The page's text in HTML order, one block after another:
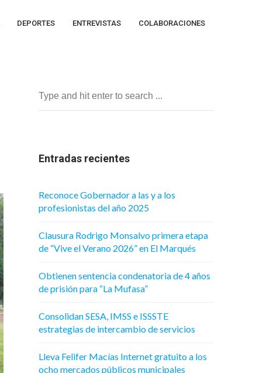
DEPORTES ENTREVISTAS COLABORACIONES
Entradas recientes
Reconoce Gobernador a las y a los
profesionistas del año 2025
Clausura Rodrigo Monsalvo primera etapa
de “Vive el Verano 2026” en El Marqués
Obtienen sentencia condenatoria de 4 años
de prisión para “La Mufasa”
Consolidan SESA, IMSS e ISSSTE
estrategias de intercambio de servicios
Lleva Felifer Macías Internet gratuito a los
ocho mercados públicos municipales